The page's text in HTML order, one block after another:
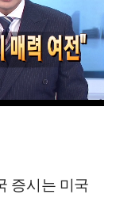
증시는 미국